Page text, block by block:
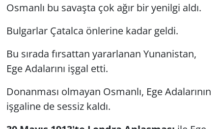
Osmanlı bu savaşta çok ağır bir yenilgi aldı.
Bulgarlar Çatalca önlerine kadar geldi.
Bu sırada fırsattan yararlanan Yunanistan,
Ege Adalarını işgal etti.
Donanması olmayan Osmanlı, Ege Adalarının
işgaline de sessiz kaldı.